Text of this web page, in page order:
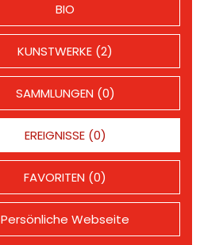
BIO
KUNSTWERKE (2)
SAMMLUNGEN (0)
EREIGNISSE (0)
FAVORITEN (0)
Persönliche Webseite